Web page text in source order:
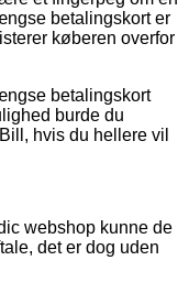
betalingskort er
køberen overfor
betalingskort
burde du
hvis du hellere vil
webshop kunne de
det er dog uden